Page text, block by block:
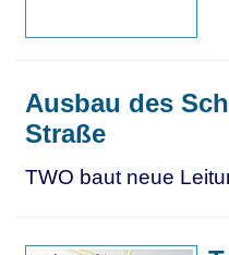
Ausbau des
Straße
TWO baut neue